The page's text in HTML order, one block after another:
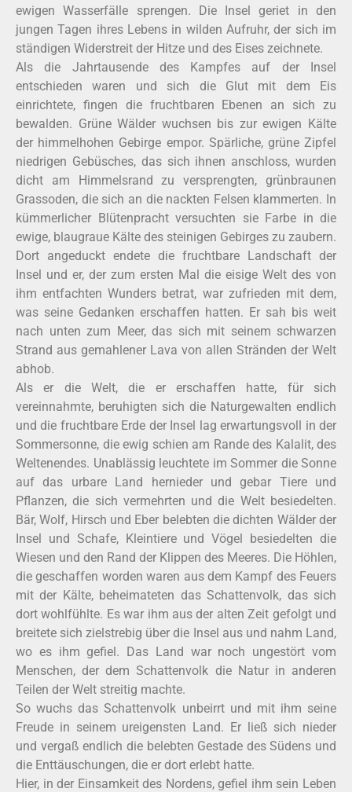
ewigen Wasserfälle sprengen. Die Insel geriet in den
jungen Tagen ihres Lebens in wilden Aufruhr, der sich im
ständigen Widerstreit der Hitze und des Eises zeichnete.
Als die Jahrtausende des Kampfes auf der Insel
entschieden waren und sich die Glut mit dem Eis
einrichtete, fingen die fruchtbaren Ebenen an sich zu
bewalden. Grüne Wälder wuchsen bis zur ewigen Kälte
der himmelhohen Gebirge empor. Spärliche, grüne Zipfel
niedrigen Gebüsches, das sich ihnen anschloss, wurden
dicht am Himmelsrand zu versprengten, grünbraunen
Grassoden, die sich an die nackten Felsen klammerten. In
kümmerlicher Blütenpracht versuchten sie Farbe in die
ewige, blaugraue Kälte des steinigen Gebirges zu zaubern.
Dort angeduckt endete die fruchtbare Landschaft der
Insel und er, der zum ersten Mal die eisige Welt des von
ihm entfachten Wunders betrat, war zufrieden mit dem,
was seine Gedanken erschaffen hatten. Er sah bis weit
nach unten zum Meer, das sich mit seinem schwarzen
Strand aus gemahlener Lava von allen Stränden der Welt
abhob.
Als er die Welt, die er erschaffen hatte, für sich
vereinnahmte, beruhigten sich die Naturgewalten endlich
und die fruchtbare Erde der Insel lag erwartungsvoll in der
Sommersonne, die ewig schien am Rande des Kalalit, des
Weltenendes. Unablässig leuchtete im Sommer die Sonne
auf das urbare Land hernieder und gebar Tiere und
Pflanzen, die sich vermehrten und die Welt besiedelten.
Bär, Wolf, Hirsch und Eber belebten die dichten Wälder der
Insel und Schafe, Kleintiere und Vögel besiedelten die
Wiesen und den Rand der Klippen des Meeres. Die Höhlen,
die geschaffen worden waren aus dem Kampf des Feuers
mit der Kälte, beheimateten das Schattenvolk, das sich
dort wohlfühlte. Es war ihm aus der alten Zeit gefolgt und
breitete sich zielstrebig über die Insel aus und nahm Land,
wo es ihm gefiel. Das Land war noch ungestört vom
Menschen, der dem Schattenvolk die Natur in anderen
Teilen der Welt streitig machte.
So wuchs das Schattenvolk unbeirrt und mit ihm seine
Freude in seinem ureigensten Land. Er ließ sich nieder
und vergaß endlich die belebten Gestade des Südens und
die Enttäuschungen, die er dort erlebt hatte.
Hier, in der Einsamkeit des Nordens, gefiel ihm sein Leben